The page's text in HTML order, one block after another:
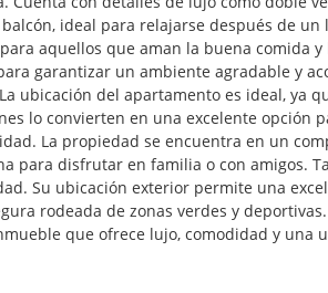
ideal para relajarse después de un
aquellos que aman la buena comida y
garantizar un ambiente agradable y
ubicación del apartamento es ideal, ya
lo convierten en una excelente opción
La propiedad se encuentra en un
para disfrutar en familia o con amigos.
Su ubicación exterior permite una
rodeada de zonas verdes y
que ofrece lujo, comodidad y una